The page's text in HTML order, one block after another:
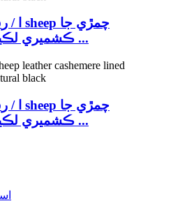
ڪشميري لڪيل دستانو وا ...
ڪشميري لڪيل دستانو وا ...